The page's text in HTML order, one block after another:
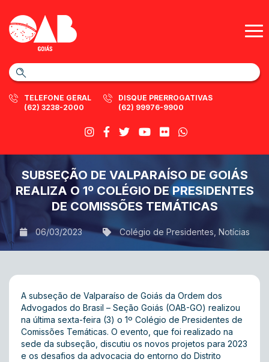
TELEFONE GERAL
(62) 3238-2000
DISQUE PRERROGATIVAS
(62) 99976-9900
SUBSEÇÃO DE VALPARAÍSO DE GOIÁS
REALIZA O 1º COLÉGIO DE PRESIDENTES
DE COMISSÕES TEMÁTICAS
06/03/2023 Colégio de Presidentes Notícias
A subseção de Valparaíso de Goiás da Ordem dos
Advogados do Brasil – Seção Goiás (OAB-GO) realizou
na última sexta-feira (3) o 1º Colégio de Presidentes de
Comissões Temáticas. O evento, que foi realizado na
sede da subseção, discutiu os novos projetos para 2023
e os desafios da advocacia do entorno do Distrito